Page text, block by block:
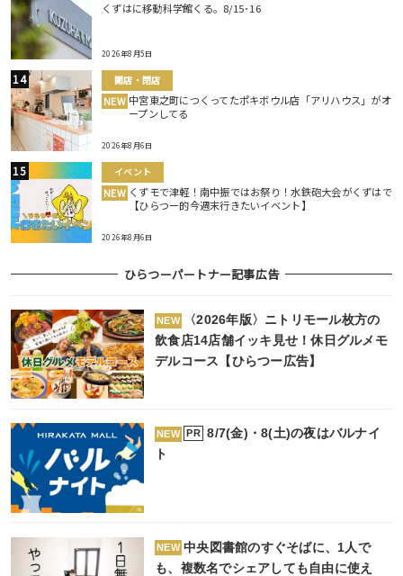
くずはに移動科学館くる。8/15･16
2026年8月5日
開店・閉店
NEW 中宮東之町につくってたポキボウル店「アリハウス」がオ
ープンしてる
2026年8月6日
イベント
NEW くずモで津軽！南中振ではお祭り！水鉄砲大会がくずはで
【ひらつー的今週末行きたいイベント】
2026年8月6日
ひらつーパートナー記事広告
NEW
〈2026年版〉ニトリモール枚方の
飲食店14店舗イッキ見せ！休日グルメモ
デルコース【ひらつー広告】
NEW PR
8/7(金)・8(土)の夜はバルナイ
ト
NEW 中央図書館のすぐそばに、1人で
も、複数名でシェアしても自由に使え